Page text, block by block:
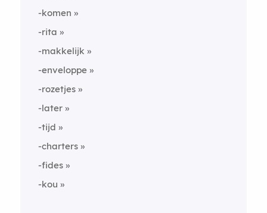
-komen
-rita
-makkelijk
-enveloppe
-rozetjes
-later
-tijd
-charters
-fides
-kou